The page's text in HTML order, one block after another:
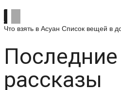
Что взять в Асуан Список вещей в
Последние
рассказы